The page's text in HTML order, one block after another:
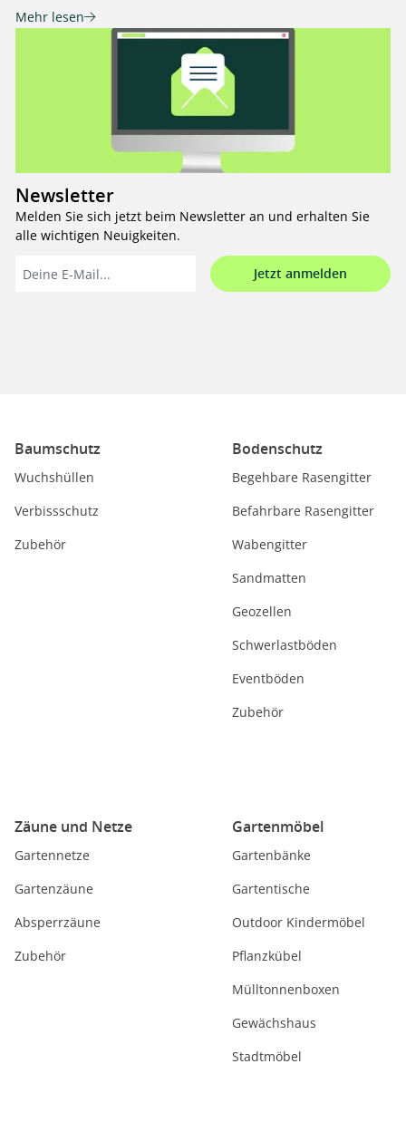
Mehr lesen
Newsletter
Melden Sie sich jetzt beim Newsletter an und erhalten Sie
alle wichtigen Neuigkeiten.
Jetzt anmelden
Baumschutz
Wuchshüllen
Verbissschutz
Zubehör
Bodenschutz
Begehbare Rasengitter
Befahrbare Rasengitter
Wabengitter
Sandmatten
Geozellen
Schwerlastböden
Eventböden
Zubehör
Zäune und Netze
Gartennetze
Gartenzäune
Absperrzäune
Zubehör
Gartenmöbel
Gartenbänke
Gartentische
Outdoor Kindermöbel
Pflanzkübel
Mülltonnenboxen
Gewächshaus
Stadtmöbel